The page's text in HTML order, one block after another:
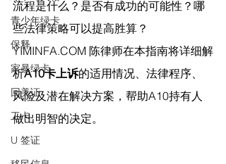
青少年绿卡
保释
家暴绿卡
回美证
工卡
U 签证
流程是什么？是否有成功的可能性？哪
些法律策略可以提高胜算？
YIMINFA.COM 陈律师在本指南将详细解
析A10卡上诉的适用情况、法律程序、
风险及潜在解决方案，帮助A10持有人
做出明智的决定。